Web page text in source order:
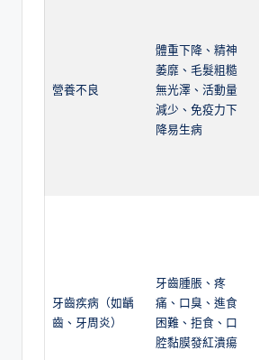
營養不良
體重下降、精神
萎靡、毛髮粗糙
無光澤、活動量
減少、免疫力下
降易生病
牙齒疾病（如齲
齒、牙周炎）
牙齒腫脹、疼
痛、口臭、進食
困難、拒食、口
腔黏膜發紅潰瘍